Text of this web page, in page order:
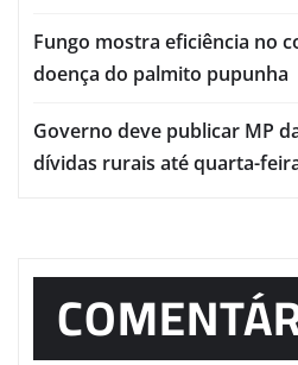
Fungo mostra eficiência no
doença do palmito pupunha
Governo deve publicar MP
dívidas rurais até quarta-